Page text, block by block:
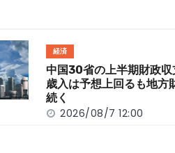
経済
中国30省の上半期財政
歳入は予想上回るも地方
続く
2026/08/7 12:00